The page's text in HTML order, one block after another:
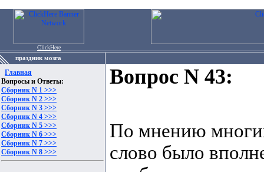
ClickHere
праздник мозга
Главная
Вопросы и Ответы:
Сборник N 1 >>>
Сборник N 2 >>>
Сборник N 3 >>>
Сборник N 4 >>>
Сборник N 5 >>>
Сборник N 6 >>>
Сборник N 7 >>>
Сборник N 8 >>>
Вопрос N 43:
По мнению
слово было